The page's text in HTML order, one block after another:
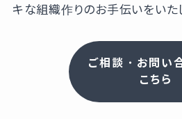
キな組織作りのお手伝いをいた
ご相談・お問い
こちら